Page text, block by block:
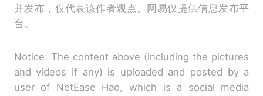
并发布，仅代表该作者观点。网易仅提供信息发布平
台。
Notice: The content above (including the pictures
and videos if any) is uploaded and posted by a
user of NetEase Hao, which is a social media